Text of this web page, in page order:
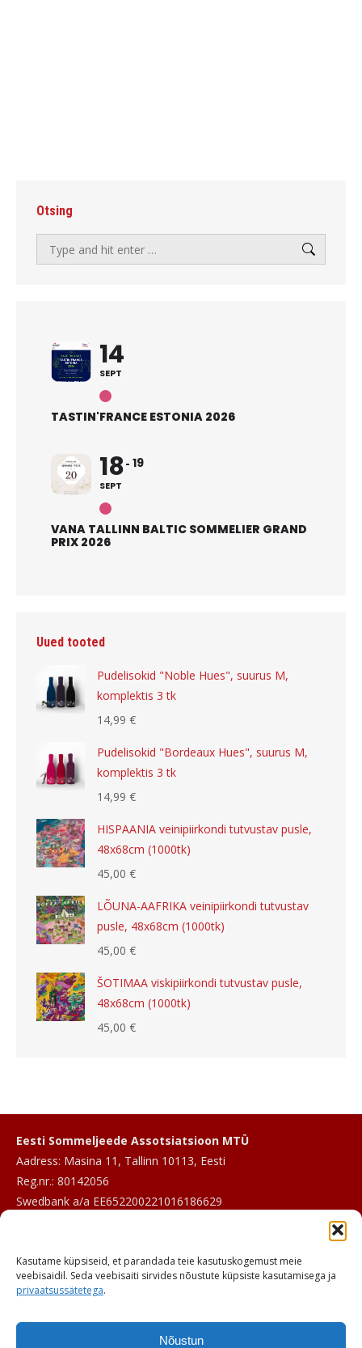
Kasutame küpsiseid, et parandada teie kasutuskogemust meie
veebisaidil. Seda veebisaiti sirvides nõustute küpsiste kasutamisega ja
privaatsussätetega.
Nõustun
Otsing
Search:
14
SEPT
TASTIN'FRANCE ESTONIA 2026
18
SEPT
19
VANA TALLINN BALTIC SOMMELIER GRAND
PRIX 2026
Uued tooted
Pudelisokid "Noble Hues", suurus M,
komplektis 3 tk
14,99 €
Pudelisokid "Bordeaux Hues", suurus M,
komplektis 3 tk
14,99 €
HISPAANIA veinipiirkondi tutvustav pusle,
48x68cm (1000tk)
45,00 €
LÕUNA-AAFRIKA veinipiirkondi tutvustav
pusle, 48x68cm (1000tk)
45,00 €
ŠOTIMAA viskipiirkondi tutvustav pusle,
48x68cm (1000tk)
45,00 €
Eesti Sommeljeede Assotsiatsioon MTÜ
Aadress: Masina 11, Tallinn 10113, Eesti
Reg.nr.: 80142056
Swedbank a/a EE652200221016186629
Telefon: +372 601 2017